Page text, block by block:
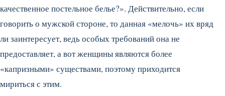
качественное постельное белье?». Действительно, если
говорить о мужской стороне, то данная «мелочь» их вряд
ли заинтересует, ведь особых требований она не
предоставляет, а вот женщины являются более
«капризными» существами, поэтому приходится
мириться с этим.